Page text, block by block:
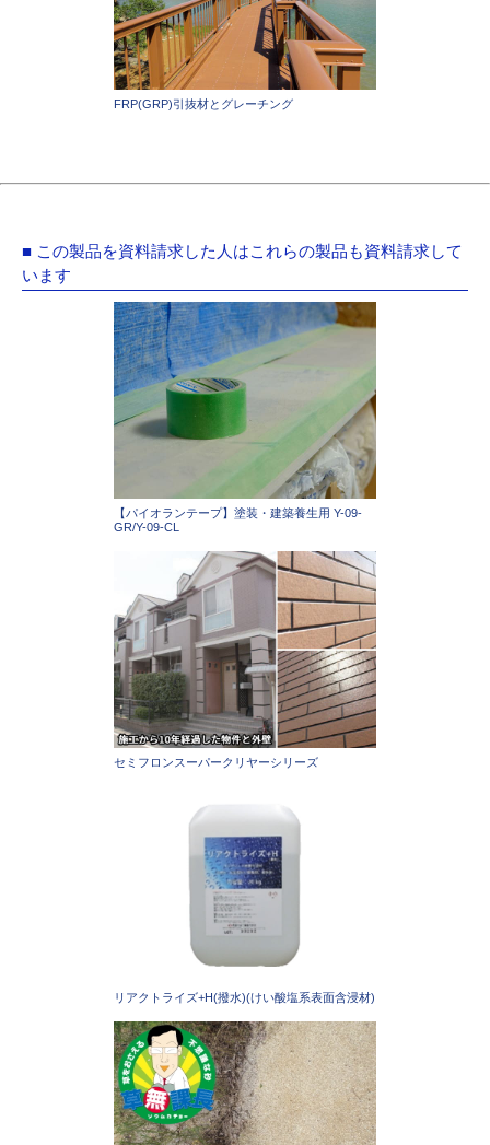
FRP(GRP)引抜材とグレーチング
■ この製品を資料請求した人はこれらの製品も資料請求して
います
【パイオランテープ】塗装・建築養生用 Y-09-
GR/Y-09-CL
セミフロンスーパークリヤーシリーズ
リアクトライズ+H(撥水)(けい酸塩系表面含浸材)